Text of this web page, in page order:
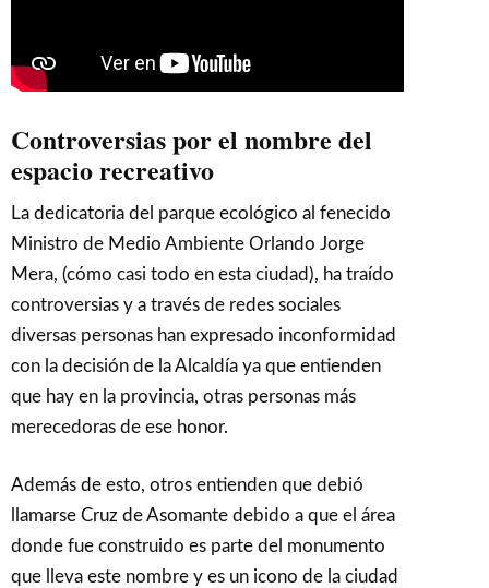
Controversias por el nombre del
espacio recreativo
La dedicatoria del parque ecológico al fenecido
Ministro de Medio Ambiente Orlando Jorge
Mera, (cómo casi todo en esta ciudad), ha traído
controversias y a través de redes sociales
diversas personas han expresado inconformidad
con la decisión de la Alcaldía ya que entienden
que hay en la provincia, otras personas más
merecedoras de ese honor.
Además de esto, otros entienden que debió
llamarse Cruz de Asomante debido a que el área
donde fue construido es parte del monumento
que lleva este nombre y es un icono de la ciudad